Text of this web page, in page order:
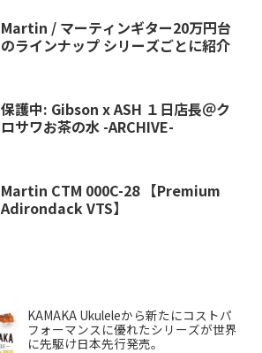
Martin / マーティンギター20万円台
のラインナップ シリーズごとに紹介
保護中: Gibson x ASH １日店長＠ク
ロサワお茶の水 -ARCHIVE-
Martin CTM 000C-28 【Premium
Adirondack VTS】
KAMAKA Ukuleleから新たにコストパ
フォーマンスに優れたシリーズが世界
に先駆け日本先行発売。